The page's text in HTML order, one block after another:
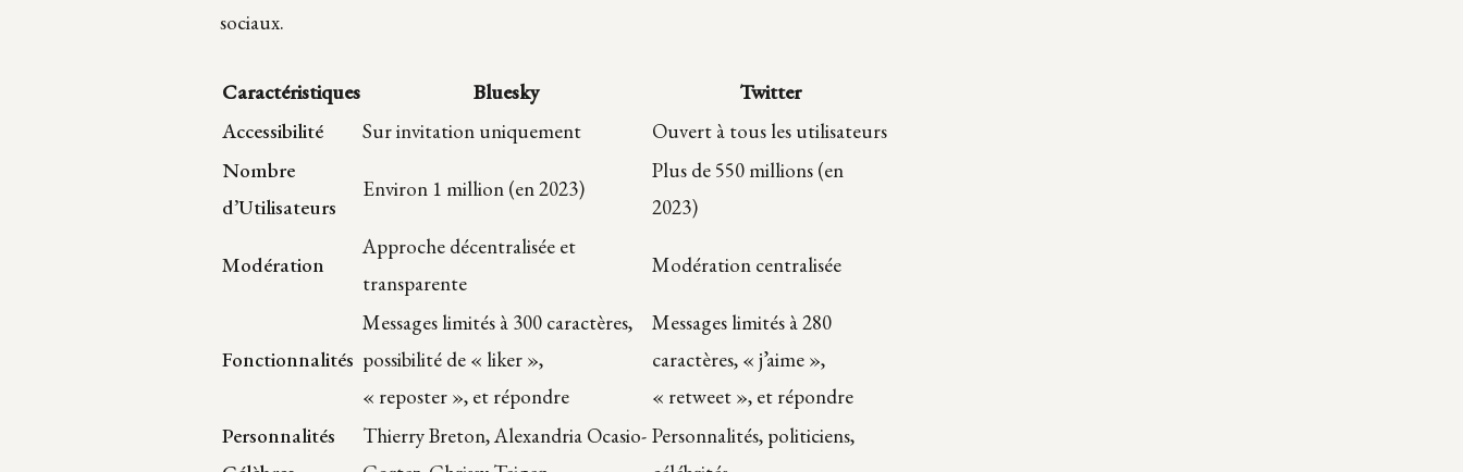
sociaux.
Caractéristiques Bluesky
Twitter
Accessibilité
Sur invitation uniquement
Ouvert à tous les utilisateurs
Nombre
d’Utilisateurs
Environ 1 million (en 2023)
Plus de 550 millions (en
2023)
Modération
Approche décentralisée et
transparente
Modération centralisée
Fonctionnalités
Messages limités à 300 caractères,
possibilité de « liker »,
« reposter », et répondre
Messages limités à 280
caractères, « j’aime »,
« retweet », et répondre
Personnalités
Thierry Breton, Alexandria Ocasio- Personnalités, politiciens,